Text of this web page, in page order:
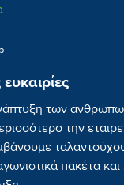
των
την
πακέτα και